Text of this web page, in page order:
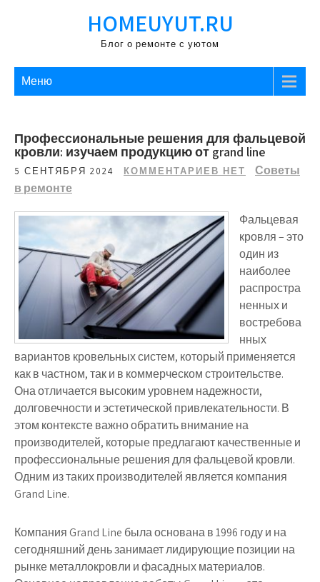
HOMEUYUT.RU
Блог о ремонте с уютом
Меню
Профессиональные решения для фальцевой
кровли: изучаем продукцию от grand line
5 СЕНТЯБРЯ 2024 КОММЕНТАРИЕВ НЕТ
Советы
в ремонте
Фальцевая
кровля – это
один из
наиболее
распростра
ненных и
востребова
нных
вариантов кровельных систем, который применяется
как в частном, так и в коммерческом строительстве.
Она отличается высоким уровнем надежности,
долговечности и эстетической привлекательности. В
этом контексте важно обратить внимание на
производителей, которые предлагают качественные и
профессиональные решения для фальцевой кровли.
Одним из таких производителей является компания
Grand Line.
Компания Grand Line была основана в 1996 году и на
сегодняшний день занимает лидирующие позиции на
рынке металлокровли и фасадных материалов.